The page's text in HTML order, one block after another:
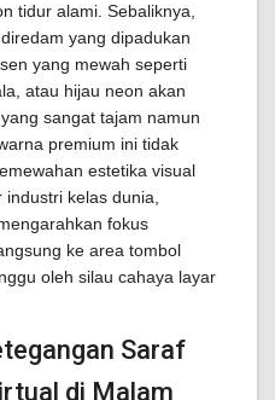
tidur alami. Sebaliknya,
yang dipadukan
yang mewah seperti
atau hijau neon akan
sangat tajam namun
premium ini tidak
estetika visual
kelas dunia,
fokus
ke area tombol
oleh silau cahaya layar
Saraf
di Malam